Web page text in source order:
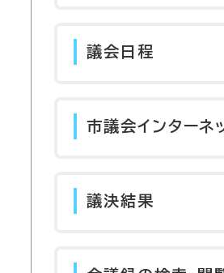
議会日程
市議会インターネ
議決結果